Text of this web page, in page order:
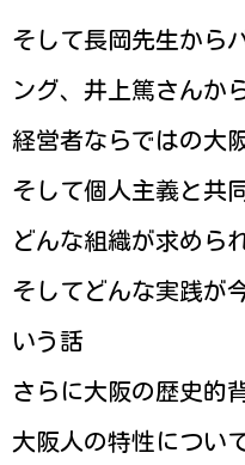
そして長岡先生から
ング、井上篤さんか
経営者ならではの大
そして個人主義と共
どんな組織が求めら
そしてどんな実践が
いう話
さらに大阪の歴史的
大阪人の特性につい